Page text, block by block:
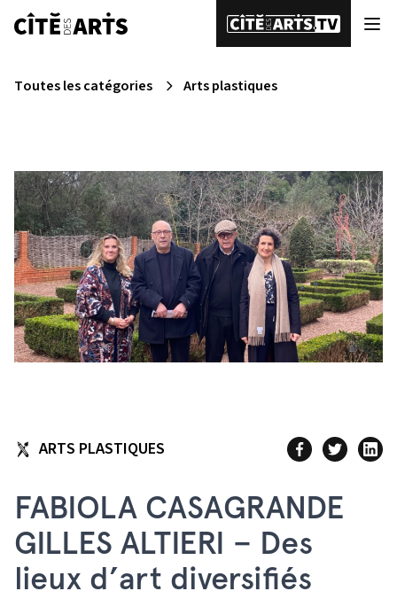
Toutes les catégories Arts plastiques
ARTS PLASTIQUES
FABIOLA CASAGRANDE
GILLES ALTIERI – Des
lieux d’art diversifiés